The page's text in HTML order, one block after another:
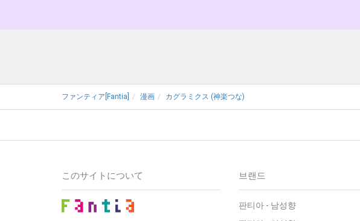
ファンティア[Fantia] 漫画 カグラミクス (神楽つな)
브랜드
판티아 - 남성향
このサイトについて